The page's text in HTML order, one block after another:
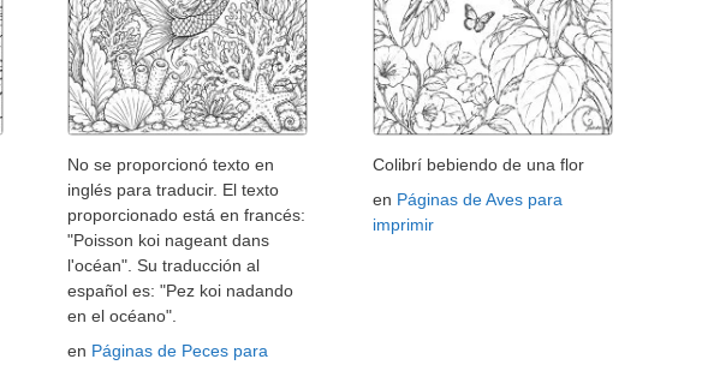
No se proporcionó texto en
inglés para traducir. El texto
proporcionado está en francés:
"Poisson koi nageant dans
l'océan". Su traducción al
español es: "Pez koi nadando
en el océano".
en Páginas de Peces para
Colibrí bebiendo de una flor
en Páginas de Aves para
imprimir